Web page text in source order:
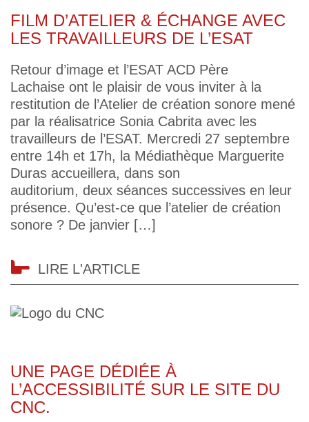
FILM D’ATELIER & ÉCHANGE AVEC
LES TRAVAILLEURS DE L’ESAT
Retour d’image et l’ESAT ACD Père
Lachaise ont le plaisir de vous inviter à la
restitution de l’Atelier de création sonore mené
par la réalisatrice Sonia Cabrita avec les
travailleurs de l’ESAT. Mercredi 27 septembre
entre 14h et 17h, la Médiathèque Marguerite
Duras accueillera, dans son
auditorium, deux séances successives en leur
présence. Qu’est-ce que l’atelier de création
sonore ? De janvier […]
LIRE L'ARTICLE
UNE PAGE DÉDIÉE À
L’ACCESSIBILITÉ SUR LE SITE DU
CNC.